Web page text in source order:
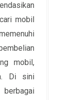
mobil
mobil,
Di sini